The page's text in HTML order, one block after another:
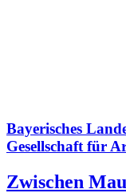
Bayerisches
Gesellschaft für
Zwischen